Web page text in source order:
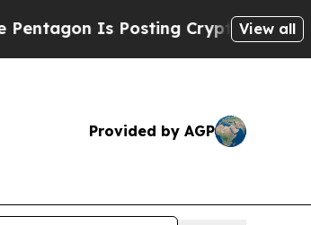
Is Posting Cryptic Biblical View all
Provided by AGP